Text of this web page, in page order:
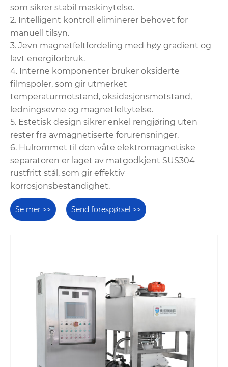
som sikrer stabil maskinytelse.
2. Intelligent kontroll eliminerer behovet for
manuell tilsyn.
3. Jevn magnetfeltfordeling med høy gradient og
lavt energiforbruk.
4. Interne komponenter bruker oksiderte
filmspoler, som gir utmerket
temperaturmotstand, oksidasjonsmotstand,
ledningsevne og magnetfeltytelse.
5. Estetisk design sikrer enkel rengjøring uten
rester fra avmagnetiserte forurensninger.
6. Hulrommet til den våte elektromagnetiske
separatoren er laget av matgodkjent SUS304
rustfritt stål, som gir effektiv
korrosjonsbestandighet.
Se mer >> Send forespørsel >>